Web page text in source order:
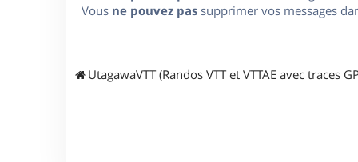
Vous ne pouvez pas supprimer vos messages
UtagawaVTT (Randos VTT et VTTAE avec traces